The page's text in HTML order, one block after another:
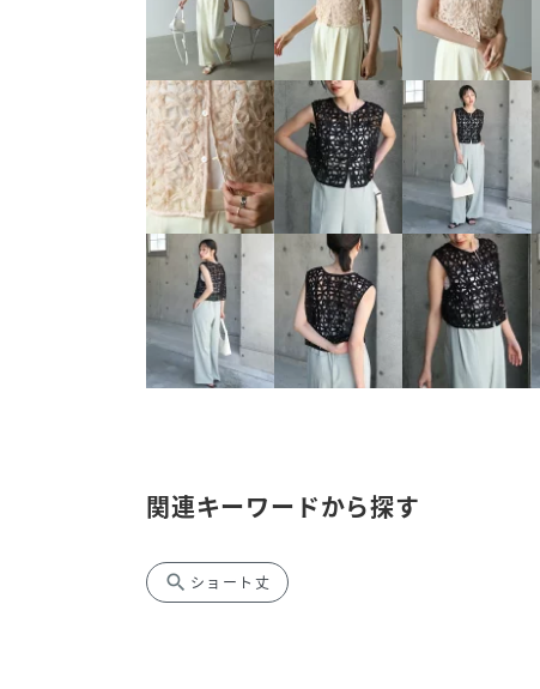
関連キーワードから探す
search ショート丈